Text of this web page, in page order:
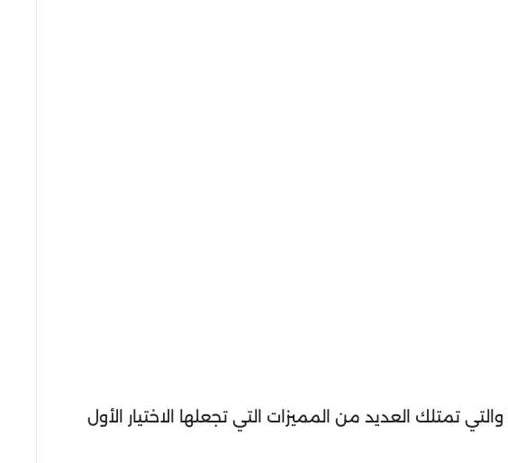
تمتلك العديد من المميزات التي تجعلها الاختيار الأول